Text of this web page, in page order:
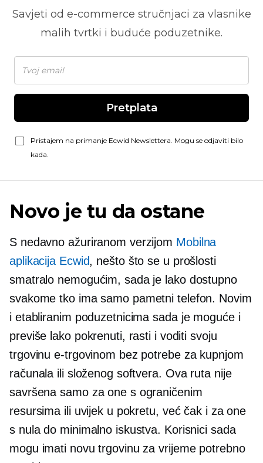
Savjeti od e-commerce stručnjaci za vlasnike
malih tvrtki i buduće poduzetnike.
Pretplata
Pristajem na primanje Ecwid Newslettera. Mogu se odjaviti bilo
kada.
Novo je tu da ostane
S nedavno ažuriranom verzijom Mobilna
aplikacija Ecwid, nešto što se u prošlosti
smatralo nemogućim, sada je lako dostupno
svakome tko ima samo pametni telefon. Novim
i etabliranim poduzetnicima sada je moguće i
previše lako pokrenuti, rasti i voditi svoju
trgovinu e-trgovinom bez potrebe za kupnjom
računala ili složenog softvera. Ova ruta nije
savršena samo za one s ograničenim
resursima ili uvijek u pokretu, već čak i za one
s nula do minimalno iskustva. Korisnici sada
mogu imati novu trgovinu za vrijeme potrebno